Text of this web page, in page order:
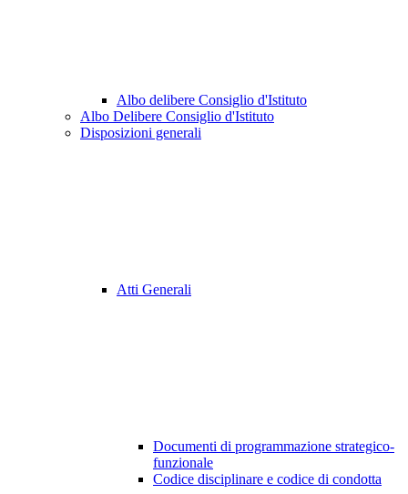
Albo delibere Consiglio d'Istituto
Albo Delibere Consiglio d'Istituto
Disposizioni generali
Atti Generali
Documenti di programmazione strategico-
funzionale
Codice disciplinare e codice di condotta